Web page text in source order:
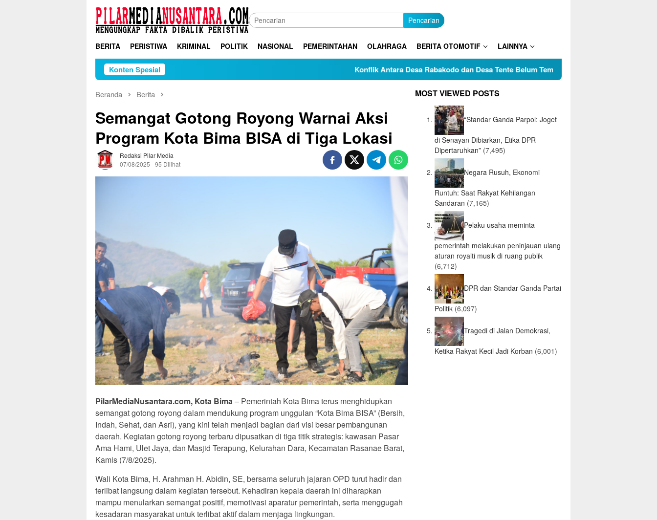
Loncat
konten
Pencarian
BERITA PERISTIWA KRIMINAL POLITIK NASIONAL PEMERINTAHAN OLAHRAGA BERITA OTOMOTIF LAINNYA
Konten Spesial Konflik Antara Desa Rabakodo dan Desa Tente Belum Temui Titik Terang, Tokoh Pemuda
Beranda Berita
Semangat Gotong Royong Warnai Aksi
Program Kota Bima BISA di Tiga Lokasi
Redaksi Pilar Media
07/08/2025
95 Dilihat
PilarMediaNusantara.com, Kota Bima– Pemerintah Kota Bima terus menghidupkan
semangat gotong royong dalam mendukung program unggulan “Kota Bima BISA” (Bersih,
Indah, Sehat, dan Asri), yang kini telah menjadi bagian dari visi besar pembangunan
daerah. Kegiatan gotong royong terbaru dipusatkan di tiga titik strategis: kawasan Pasar
Ama Hami, Ulet Jaya, dan Masjid Terapung, Kelurahan Dara, Kecamatan Rasanae Barat,
Kamis (7/8/2025).
Wali Kota Bima, H. Arahman H. Abidin, SE, bersama seluruh jajaran OPD turut hadir dan
terlibat langsung dalam kegiatan tersebut. Kehadiran kepala daerah ini diharapkan
mampu menularkan semangat positif, memotivasi aparatur pemerintah, serta menggugah
kesadaran masyarakat untuk terlibat aktif dalam menjaga lingkungan.
MOST VIEWED POSTS
“Standar Ganda Parpol: Joget
di Senayan Dibiarkan, Etika DPR
Dipertaruhkan” (7,495)
Negara Rusuh, Ekonomi
Runtuh: Saat Rakyat Kehilangan
Sandaran (7,165)
Pelaku usaha meminta
pemerintah melakukan peninjauan ulang
aturan royalti musik di ruang publik
(6,712)
DPR dan Standar Ganda Partai
Politik (6,097)
Tragedi di Jalan Demokrasi,
Ketika Rakyat Kecil Jadi Korban (6,001)